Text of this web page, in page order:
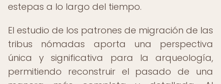
estepas a lo largo del tiempo.
El estudio de los patrones de migración de las
tribus nómadas aporta una perspectiva
única y significativa para la arqueología,
permitiendo reconstruir el pasado de una